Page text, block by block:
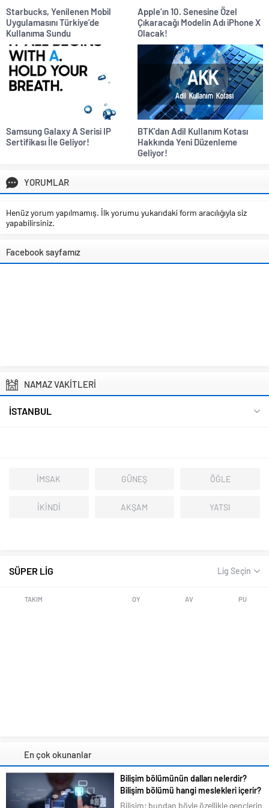
Starbucks, Yenilenen Mobil
Uygulamasını Türkiye’de
Kullanıma Sundu
Apple’ın 10. Senesine Özel
Çıkaracağı Modelin Adı iPhone X
Olacak!
Samsung Galaxy A Serisi IP
Sertifikası İle Geliyor!
BTK’dan Adil Kullanım Kotası
Hakkında Yeni Düzenleme
Geliyor!
YORUMLAR
Henüz yorum yapılmamış. İlk yorumu yukarıdaki form aracılığıyla siz
yapabilirsiniz.
Facebook sayfamız
NAMAZ VAKİTLERİ
İSTANBUL
İMSAK GÜNEŞ ÖĞLE
İKİNDİ AKŞAM YATSI
Lig Seçin
SÜPER LİG
TAKIM OY AV PU
En çok okunanlar
Bilişim bölümünün dalları nelerdir?
Bilişim bölümü hangi meslekleri içerir?
Bilişim; bundan böyle özellikle gençlerin